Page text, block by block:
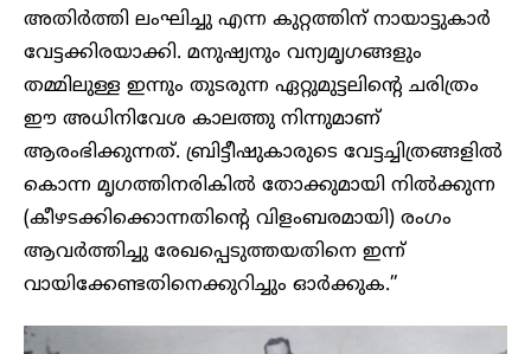
അതിര്‍ത്തി ലംഘിച്ചു എന്ന കുറ്റത്തിന് നായാട്ടുകാര്‍
വേട്ടക്കിരയാക്കി. മനുഷ്യനും വന്യമൃഗങ്ങളും
തമ്മിലുള്ള ഇന്നും തുടരുന്ന ഏറ്റുമുട്ടലിന്റെ ചരിത്രം
ഈ അധിനിവേശ കാലത്തു നിന്നുമാണ്
ആരംഭിക്കുന്നത്. ബ്രിട്ടീഷുകാരുടെ വേട്ടച്ചിത്രങ്ങളില്‍
കൊന്ന മൃഗത്തിനരികില്‍ തോക്കുമായി നില്‍ക്കുന്ന
(കീഴടക്കിക്കൊന്നതിന്റെ വിളംബരമായി) രംഗം
ആവര്‍ത്തിച്ചു രേഖപ്പെടുത്തയതിനെ ഇന്ന്
വായിക്കേണ്ടതിനെക്കുറിച്ചും ഓര്‍ക്കുക.”